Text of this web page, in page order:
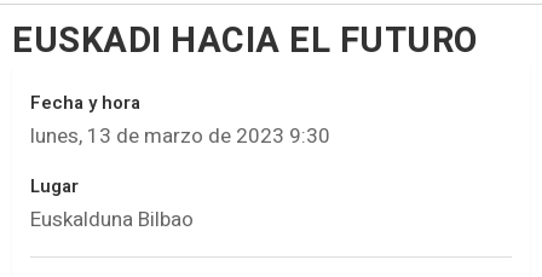
EUSKADI HACIA EL FUTURO
Fecha y hora
lunes, 13 de marzo de 2023 9:30
Lugar
Euskalduna Bilbao